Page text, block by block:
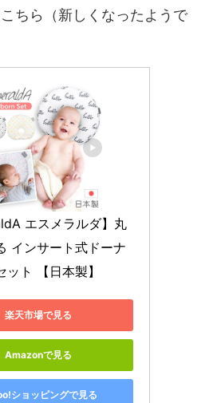
ちら（新しくなったようで
エスメラルダ】丸
インサート式ドーナ
ット 【日本製】
楽天市場で見る
Amazonで見る
ショッピングで見る